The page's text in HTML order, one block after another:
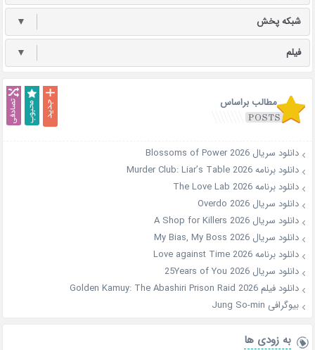
شبکه پخش ▼
فیلم ▼
مطالب براساس
دانلود سریال Blossoms of Power 2026
دانلود برنامه Murder Club: Liar’s Table 2026
دانلود برنامه The Love Lab 2026
دانلود سریال Overdo 2026
دانلود سریال A Shop for Killers 2026
دانلود سریال My Bias, My Boss 2026
دانلود برنامه Love against Time 2026
دانلود سریال 25Years of You 2026
دانلود فیلم Golden Kamuy: The Abashiri Prison Raid 2026
بیوگرافی Jung So-min
به زودی ها